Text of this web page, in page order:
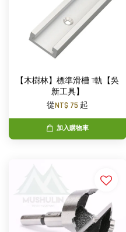
【木樹林】標準滑槽 T軌【吳
新工具】
從NT$ 75 起
加入購物車